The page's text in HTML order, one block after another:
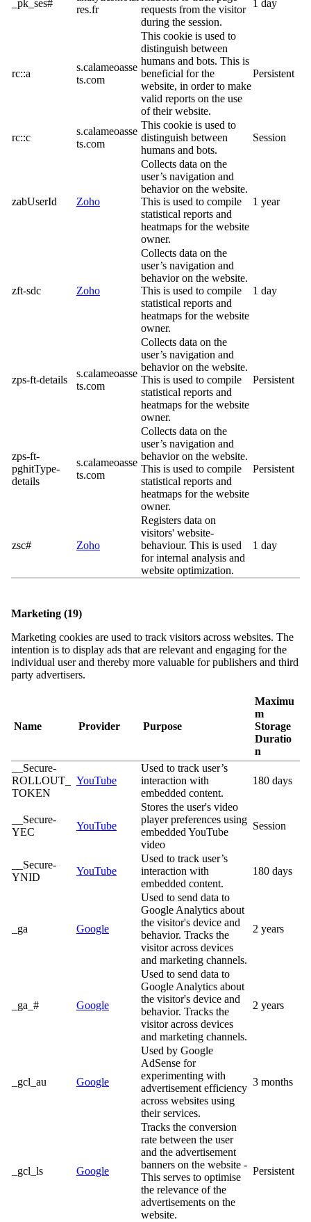
_pk_ses#
res.fr
requests from the visitor
during the session.
1 day
rc::a
s.calameoasse
ts.com
This cookie is used to
distinguish between
humans and bots. This is
beneficial for the
website, in order to make
valid reports on the use
of their website.
Persistent
rc::c
s.calameoasse
ts.com
This cookie is used to
distinguish between
humans and bots.
Session
zabUserId Zoho
Collects data on the
user’s navigation and
behavior on the website.
This is used to compile
statistical reports and
heatmaps for the website
owner.
1 year
zft-sdc Zoho
Collects data on the
user’s navigation and
behavior on the website.
This is used to compile
statistical reports and
heatmaps for the website
owner.
1 day
zps-ft-details
s.calameoasse
ts.com
Collects data on the
user’s navigation and
behavior on the website.
This is used to compile
statistical reports and
heatmaps for the website
owner.
Persistent
zps-ft-
pghitType-
details
s.calameoasse
ts.com
Collects data on the
user’s navigation and
behavior on the website.
This is used to compile
statistical reports and
heatmaps for the website
owner.
Persistent
zsc# Zoho
Registers data on
visitors' website-
behaviour. This is used
for internal analysis and
website optimization.
1 day
Marketing (19)
Marketing cookies are used to track visitors across websites. The
intention is to display ads that are relevant and engaging for the
individual user and thereby more valuable for publishers and third
party advertisers.
Name Provider Purpose
Maximu
m
Storage
Duratio
n
__Secure-
ROLLOUT_
TOKEN
YouTube
Used to track user’s
interaction with
embedded content.
180 days
__Secure-
YEC
YouTube
Stores the user's video
player preferences using
embedded YouTube
video
Session
__Secure-
YNID
YouTube
Used to track user’s
interaction with
embedded content.
180 days
_ga Google
Used to send data to
Google Analytics about
the visitor's device and
behavior. Tracks the
visitor across devices
and marketing channels.
2 years
_ga_# Google
Used to send data to
Google Analytics about
the visitor's device and
behavior. Tracks the
visitor across devices
and marketing channels.
2 years
_gcl_au Google
Used by Google
AdSense for
experimenting with
advertisement efficiency
across websites using
their services.
3 months
_gcl_ls Google
Tracks the conversion
rate between the user
and the advertisement
banners on the website -
This serves to optimise
the relevance of the
advertisements on the
website.
Persistent